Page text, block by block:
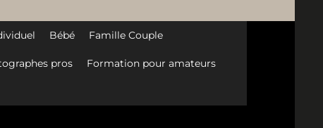
Bébé Famille Couple
pros Formation pour amateurs